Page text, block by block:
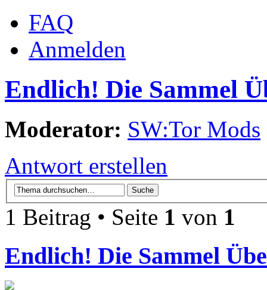
FAQ
Anmelden
Endlich! Die Sammel
Moderator: SW:Tor Mods
Antwort erstellen
1 Beitrag • Seite 1 von 1
Endlich! Die Sammel